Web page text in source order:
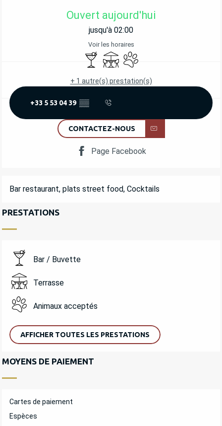
OUVERTURE ET COORDONNÉES
Ouvert aujourd'hui
jusqu'à 02:00
Voir les horaires
Bar / Buvette
TerrasseAnimaux acceptés
+ 1 autre(s) prestation(s)
+33 5 53 04 39 ▒▒
CONTACTEZ-NOUS
Page Facebook
DESCRIPTION
Bar restaurant, plats street food, Cocktails
PRESTATIONS
Bar / Buvette
Terrasse
Animaux acceptés
AFFICHER TOUTES LES PRESTATIONS
MOYENS DE PAIEMENT
Cartes de paiement
Espèces